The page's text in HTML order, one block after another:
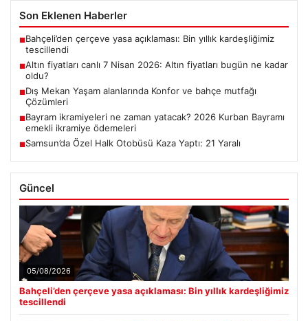
Son Eklenen Haberler
■Bahçeli’den çerçeve yasa açıklaması: Bin yıllık kardeşliğimiz
tescillendi
■Altın fiyatları canlı 7 Nisan 2026: Altın fiyatları bugün ne kadar
oldu?
■Dış Mekan Yaşam alanlarında Konfor ve bahçe mutfağı
Çözümleri
■Bayram ikramiyeleri ne zaman yatacak? 2026 Kurban Bayramı
emekli ikramiye ödemeleri
■Samsun’da Özel Halk Otobüsü Kaza Yaptı: 21 Yaralı
Güncel
05/08/2026
Bahçeli’den çerçeve yasa açıklaması: Bin yıllık kardeşliğimiz
tescillendi